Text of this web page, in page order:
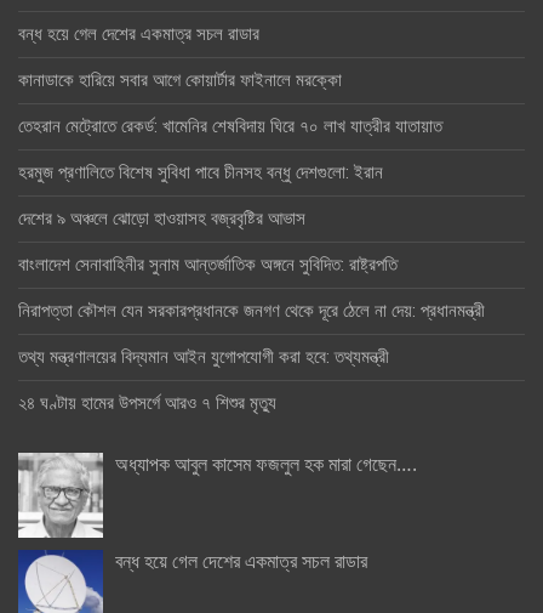
বন্ধ হয়ে গেল দেশের একমাত্র সচল রাডার
কানাডাকে হারিয়ে সবার আগে কোয়ার্টার ফাইনালে মরক্কো
তেহরান মেট্রোতে রেকর্ড: খামেনির শেষবিদায় ঘিরে ৭০ লাখ যাত্রীর যাতায়াত
হরমুজ প্রণালিতে বিশেষ সুবিধা পাবে চীনসহ বন্ধু দেশগুলো: ইরান
দেশের ৯ অঞ্চলে ঝোড়ো হাওয়াসহ বজ্রবৃষ্টির আভাস
বাংলাদেশ সেনাবাহিনীর সুনাম আন্তর্জাতিক অঙ্গনে সুবিদিত: রাষ্ট্রপতি
নিরাপত্তা কৌশল যেন সরকারপ্রধানকে জনগণ থেকে দূরে ঠেলে না দেয়: প্রধানমন্ত্রী
তথ্য মন্ত্রণালয়ের বিদ্যমান আইন যুগোপযোগী করা হবে: তথ্যমন্ত্রী
২৪ ঘণ্টায় হামের উপসর্গে আরও ৭ শিশুর মৃত্যু
অধ্যাপক আবুল কাসেম ফজলুল হক মারা গেছেন….
বন্ধ হয়ে গেল দেশের একমাত্র সচল রাডার